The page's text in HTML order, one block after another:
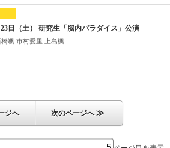
23日（土） 研究生「脳内パラダイス」公演
颯 市村愛里 上島楓 ...
ジへ 次のページへ≫